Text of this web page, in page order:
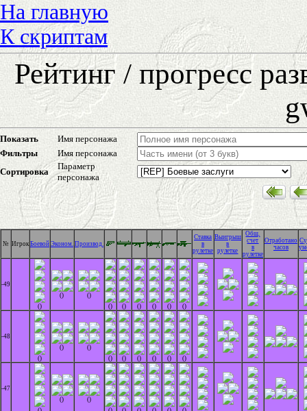
На главную
К скриптам
Рейтинг / прогресс
Показать
Имя персонажа
Фильтры
Имя персонажа
Сортировка
Параметр
персонажа
№ Игрок Боевой Эконом. Производ.
Cтавка
в
рулетке
Выигрыш
в
рулетке
Общ.
счет
в
рулетке
Отработано
часов
-49
()
()
()
()
() () () () ()
-48
()
()
()
()
() () () () ()
-47
()
()